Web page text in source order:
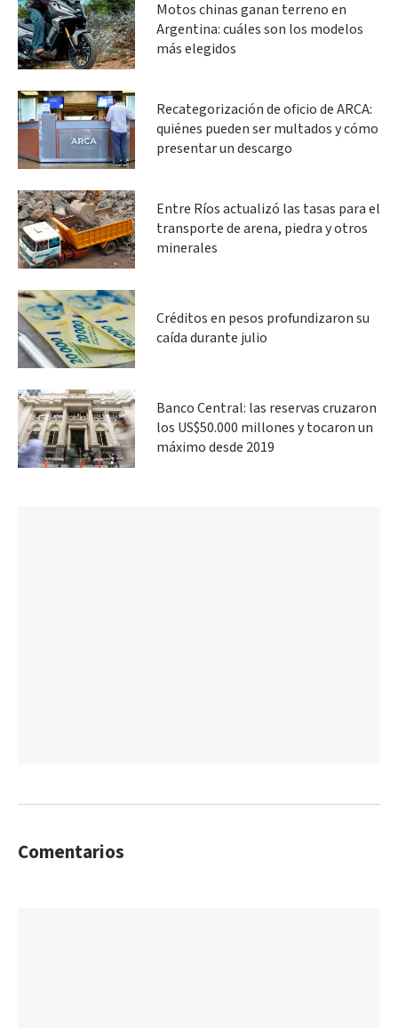
Motos chinas ganan terreno en
Argentina: cuáles son los modelos
más elegidos
Recategorización de oficio de ARCA:
quiénes pueden ser multados y cómo
presentar un descargo
Entre Ríos actualizó las tasas para el
transporte de arena, piedra y otros
minerales
Créditos en pesos profundizaron su
caída durante julio
Banco Central: las reservas cruzaron
los US$50.000 millones y tocaron un
máximo desde 2019
Comentarios